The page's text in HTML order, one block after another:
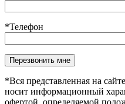
*Телефон
Оставьте это поле пустым.
*Вся представленная на
носит информационный
офертой, определяемой